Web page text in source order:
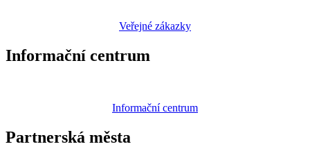
Veřejné zákazky
Informační centrum
Informační centrum
Partnerská města